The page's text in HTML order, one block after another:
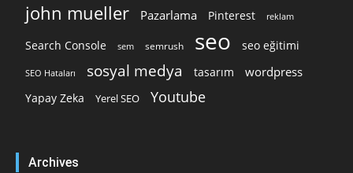
john mueller Pazarlama Pinterest reklam
Search Console sem semrush seo seo eğitimi
SEO Hataları sosyal medya tasarım wordpress
Yapay Zeka Yerel SEO Youtube
Archives